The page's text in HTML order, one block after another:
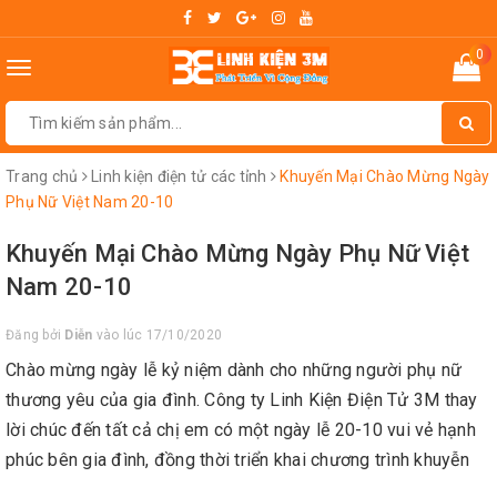
Toggle
0
Trang chủ Linh kiện điện tử các tỉnh
Khuyến Mại Chào Mừng Ngày
Phụ Nữ Việt Nam 20-10
Khuyến Mại Chào Mừng Ngày Phụ Nữ Việt
Nam 20-10
Đăng bởi Diễn vào lúc 17/10/2020
Chào mừng ngày lễ kỷ niệm dành cho những người phụ nữ
thương yêu của gia đình. Công ty Linh Kiện Điện Tử 3M thay
lời chúc đến tất cả chị em có một ngày lễ 20-10 vui vẻ hạnh
phúc bên gia đình, đồng thời triển khai chương trình khuyễn